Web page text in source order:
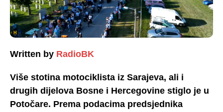
Written by RadioBK
Više stotina motociklista iz Sarajeva, ali i
drugih dijelova Bosne i Hercegovine stiglo je u
Potočare. Prema podacima predsjednika